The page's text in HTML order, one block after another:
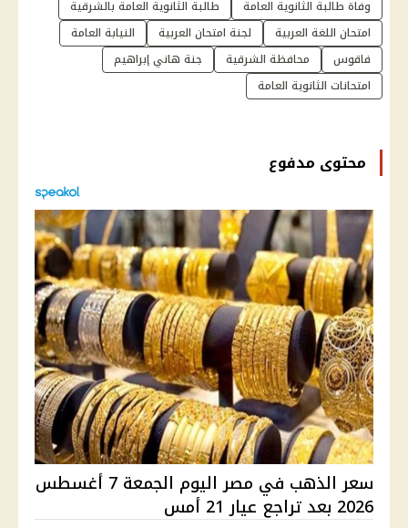
وفاة طالبة الثانوية العامة
طالبة الثانوية العامة بالشرقية
امتحان اللغة العربية
لجنة امتحان العربية
النيابة العامة
فاقوس
محافظة الشرقية
جنة هاني إبراهيم
امتحانات الثانوية العامة
محتوى مدفوع
سعر الذهب في مصر اليوم الجمعة 7 أغسطس
2026 بعد تراجع عيار 21 أمس